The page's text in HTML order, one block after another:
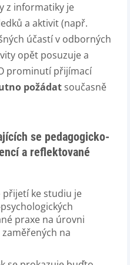
z informatiky je
a aktivit (např.
účastí v odborných
opět posuzuje a
prominutí přijímací
požádat současně
se pedagogicko-
a reflektované
ke studiu je
praxe na úrovni
na